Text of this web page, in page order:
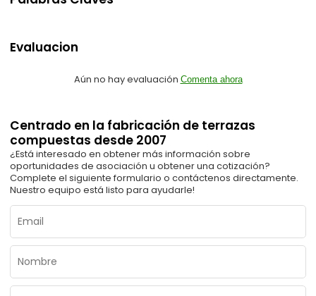
Evaluacion
Aún no hay evaluación Comenta ahora
Centrado en la fabricación de terrazas
compuestas desde 2007
¿Está interesado en obtener más información sobre
oportunidades de asociación u obtener una cotización?
Complete el siguiente formulario o contáctenos directamente.
Nuestro equipo está listo para ayudarle!